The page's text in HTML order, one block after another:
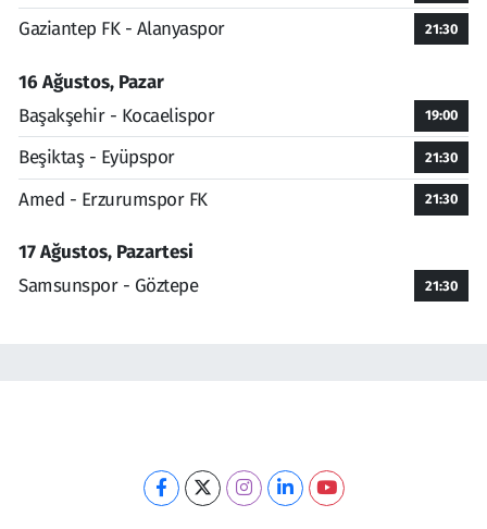
Gaziantep FK - Alanyaspor 21:30
16 Ağustos, Pazar
Başakşehir - Kocaelispor
19:00
Beşiktaş - Eyüpspor 21:30
Amed - Erzurumspor FK 21:30
17 Ağustos, Pazartesi
Samsunspor - Göztepe
21:30